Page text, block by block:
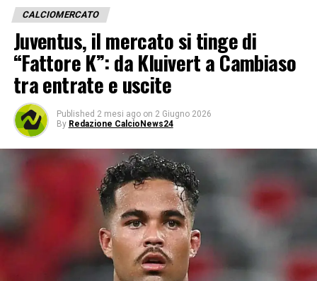
CALCIOMERCATO
Juventus, il mercato si tinge di
“Fattore K”: da Kluivert a Cambiaso
tra entrate e uscite
Published 2 mesi ago on 2 Giugno 2026
By Redazione CalcioNews24